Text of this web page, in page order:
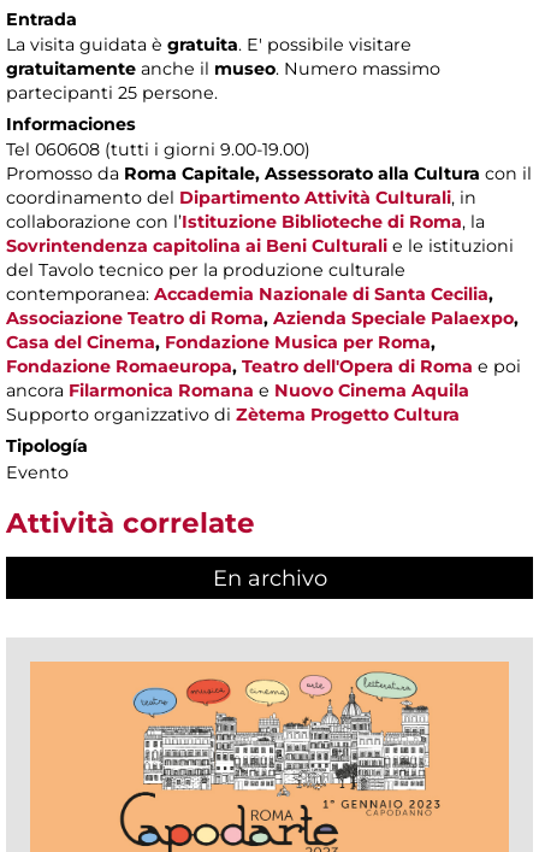
Entrada
La visita guidata è gratuita. E' possibile visitare
gratuitamente anche il museo. Numero massimo
partecipanti 25 persone.
Informaciones
Tel 060608 (tutti i giorni 9.00-19.00)
Promosso da Roma Capitale, Assessorato alla Cultura con il
coordinamento del Dipartimento Attività Culturali, in
collaborazione con l’Istituzione Biblioteche di Roma, la
Sovrintendenza capitolina ai Beni Culturali e le istituzioni
del Tavolo tecnico per la produzione culturale
contemporanea: Accademia Nazionale di Santa Cecilia,
Associazione Teatro di Roma, Azienda Speciale Palaexpo,
Casa del Cinema, Fondazione Musica per Roma,
Fondazione Romaeuropa, Teatro dell'Opera di Roma e poi
ancora Filarmonica Romana e Nuovo Cinema Aquila
Supporto organizzativo di Zètema Progetto Cultura
Tipología
Evento
Attività correlate
En archivo